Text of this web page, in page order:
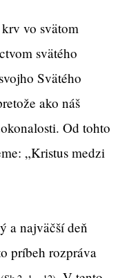
vo svätom
svätého
Svätého
ako náš
Od tohto
„Kristus medzi
a najväčší deň
príbeh rozpráva